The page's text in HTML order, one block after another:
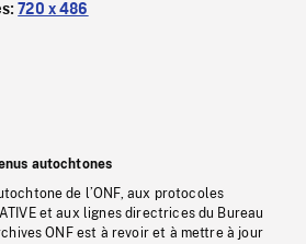
720 x 486
autochtones
de l’ONF, aux protocoles
et aux lignes directrices du Bureau
ONF est à revoir et à mettre à jour